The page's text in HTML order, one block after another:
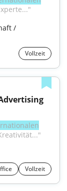
/
Vollzeit
Vollzeit